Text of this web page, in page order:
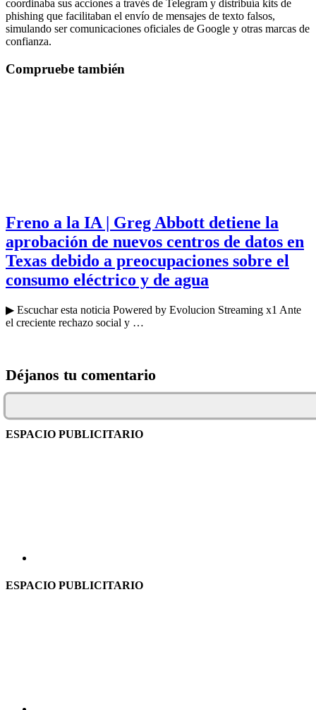
coordinaba sus acciones a través de Telegram y distribuía kits de
phishing que facilitaban el envío de mensajes de texto falsos,
simulando ser comunicaciones oficiales de Google y otras marcas de
confianza.
Compruebe también
Freno a la IA | Greg Abbott detiene la
aprobación de nuevos centros de datos en
Texas debido a preocupaciones sobre el
consumo eléctrico y de agua
▶ Escuchar esta noticia Powered by Evolucion Streaming x1 Ante
el creciente rechazo social y …
Déjanos tu comentario
ESPACIO PUBLICITARIO
ESPACIO PUBLICITARIO